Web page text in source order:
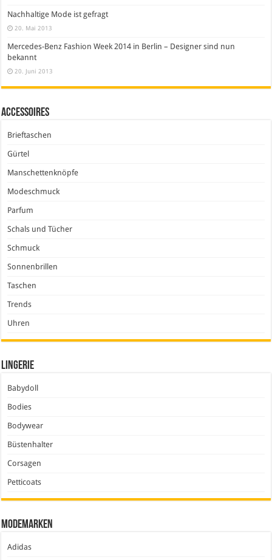
Nachhaltige Mode ist gefragt
20. Mai 2013
Mercedes-Benz Fashion Week 2014 in Berlin – Designer sind nun
bekannt
20. Juni 2013
Accessoires
Brieftaschen
Gürtel
Manschettenknöpfe
Modeschmuck
Parfum
Schals und Tücher
Schmuck
Sonnenbrillen
Taschen
Trends
Uhren
Lingerie
Babydoll
Bodies
Bodywear
Büstenhalter
Corsagen
Petticoats
Modemarken
Adidas